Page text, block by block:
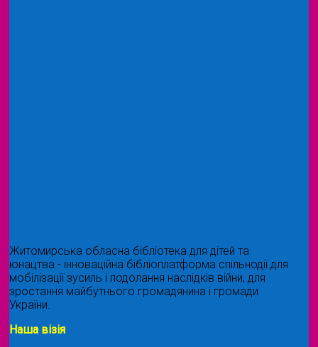
Житомирська обласна бібліотека для дітей та
юнацтва - інноваційна бібліоплатформа спільнодії для
мобілізації зусиль і подолання наслідків війни, для
зростання майбутнього громадянина і громади
України.
Наша візія